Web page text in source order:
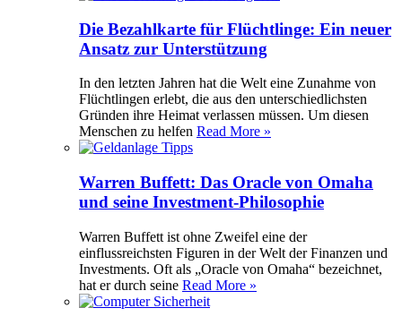
Die Bezahlkarte für Flüchtlinge: Ein neuer
Ansatz zur Unterstützung
In den letzten Jahren hat die Welt eine Zunahme von
Flüchtlingen erlebt, die aus den unterschiedlichsten
Gründen ihre Heimat verlassen müssen. Um diesen
Menschen zu helfen Read More »
Warren Buffett: Das Oracle von Omaha
und seine Investment-Philosophie
Warren Buffett ist ohne Zweifel eine der
einflussreichsten Figuren in der Welt der Finanzen und
Investments. Oft als „Oracle von Omaha“ bezeichnet,
hat er durch seine Read More »